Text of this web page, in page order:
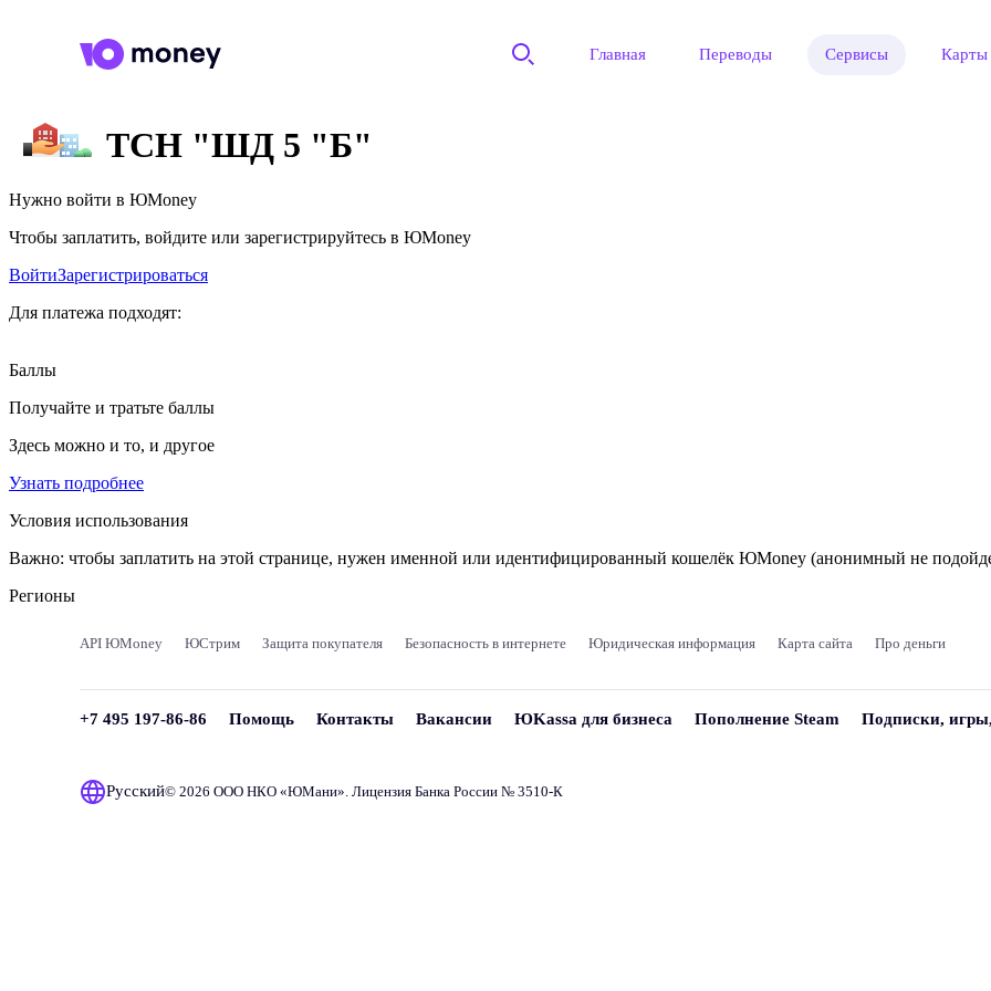
Главная Переводы Сервисы Карты
ТСН "ШД 5 "Б"
Нужно войти в ЮMoney
Чтобы заплатить, войдите или зарегистрируйтесь в ЮMoney
ВойтиЗарегистрироваться
Для платежа подходят:
Баллы
Получайте и тратьте баллы
Здесь можно и то, и другое
Узнать подробнее
Условия использования
Важно: чтобы заплатить на этой странице, нужен именной или идентифицированный кошелёк ЮMoney (анонимный не
Регионы
API ЮMoney ЮСтрим Защита покупателя Безопасность в интернете Юридическая информация Карта сайта Про деньги
+7 495 197-86-86 Помощь Контакты Вакансии ЮKassa для бизнеса Пополнение Steam Подписки,
Русский© 2026 ООО НКО «ЮМани». Лицензия Банка России № 3510‑К